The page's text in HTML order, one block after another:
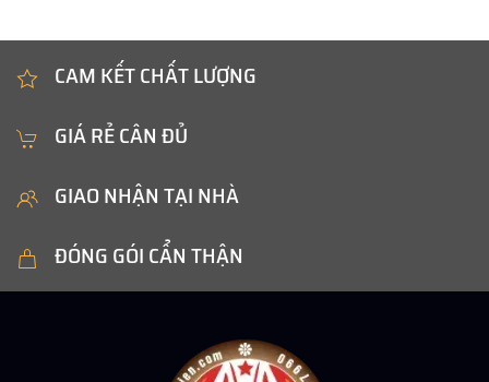
CAM KẾT CHẤT LƯỢNG
GIÁ RẺ CÂN ĐỦ
GIAO NHẬN TẠI NHÀ
ĐÓNG GÓI CẨN THẬN